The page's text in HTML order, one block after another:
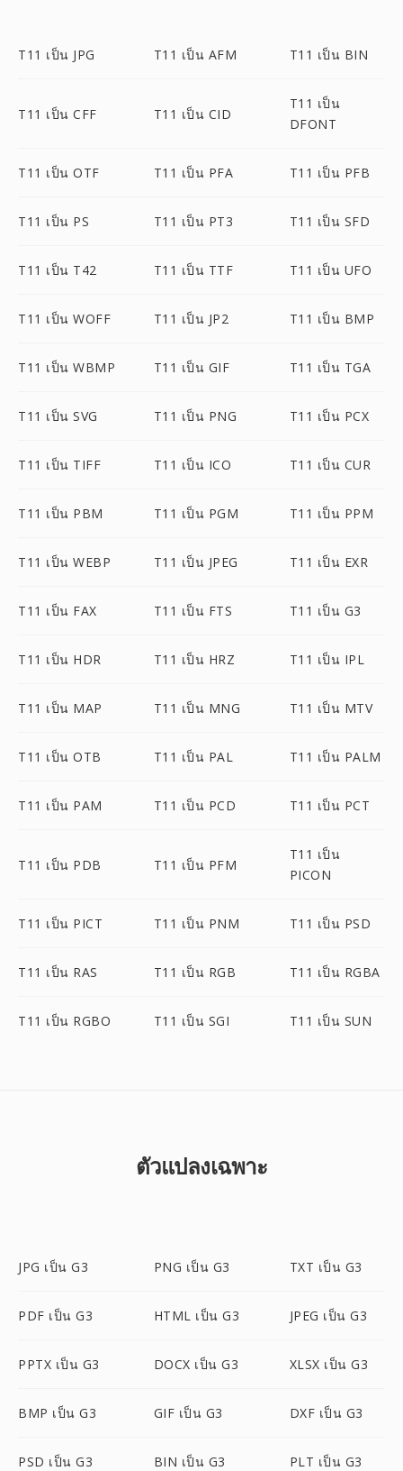
T11 เป็น JPG T11 เป็น AFM T11 เป็น BIN
T11 เป็น CFF T11 เป็น CID
T11 เป็น
DFONT
T11 เป็น OTF T11 เป็น PFA T11 เป็น PFB
T11 เป็น PS T11 เป็น PT3 T11 เป็น SFD
T11 เป็น T42 T11 เป็น TTF T11 เป็น UFO
T11 เป็น WOFF T11 เป็น JP2 T11 เป็น BMP
T11 เป็น WBMP T11 เป็น GIF T11 เป็น TGA
T11 เป็น SVG T11 เป็น PNG T11 เป็น PCX
T11 เป็น TIFF T11 เป็น ICO T11 เป็น CUR
T11 เป็น PBM T11 เป็น PGM T11 เป็น PPM
T11 เป็น WEBP T11 เป็น JPEG T11 เป็น EXR
T11 เป็น FAX T11 เป็น FTS T11 เป็น G3
T11 เป็น HDR T11 เป็น HRZ T11 เป็น IPL
T11 เป็น MAP T11 เป็น MNG T11 เป็น MTV
T11 เป็น OTB T11 เป็น PAL T11 เป็น PALM
T11 เป็น PAM T11 เป็น PCD T11 เป็น PCT
T11 เป็น PDB T11 เป็น PFM
T11 เป็น
PICON
T11 เป็น PICT T11 เป็น PNM T11 เป็น PSD
T11 เป็น RAS T11 เป็น RGB T11 เป็น RGBA
T11 เป็น RGBO T11 เป็น SGI T11 เป็น SUN
ตัวแปลงเฉพาะ
JPG เป็น G3 PNG เป็น G3 TXT เป็น G3
PDF เป็น G3 HTML เป็น G3 JPEG เป็น G3
PPTX เป็น G3 DOCX เป็น G3 XLSX เป็น G3
BMP เป็น G3 GIF เป็น G3 DXF เป็น G3
PSD เป็น G3 BIN เป็น G3 PLT เป็น G3